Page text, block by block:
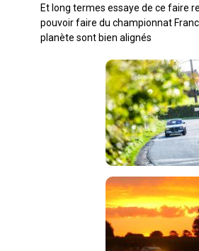
Et long termes essaye de ce faire
pouvoir faire du championnat
planète sont bien alignés